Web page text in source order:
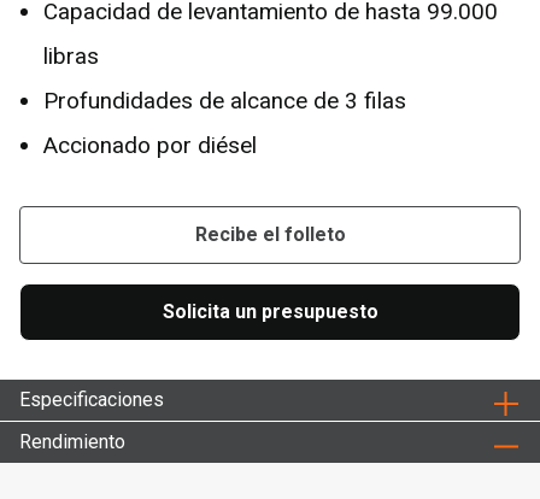
Capacidad de levantamiento de hasta 99.000
libras
Profundidades de alcance de 3 filas
Accionado por diésel
Recibe el folleto
Solicita un presupuesto
Especificaciones
Rendimiento